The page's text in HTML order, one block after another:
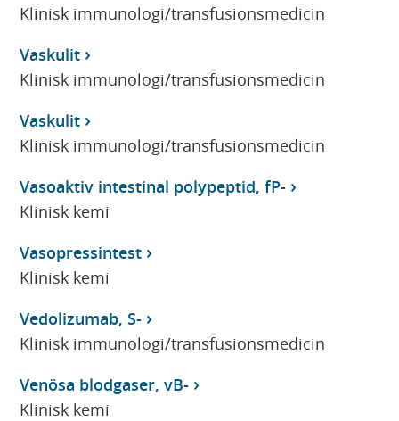
Klinisk immunologi/transfusionsmedicin
Vaskulit
Klinisk immunologi/transfusionsmedicin
Vaskulit
Klinisk immunologi/transfusionsmedicin
Vasoaktiv intestinal polypeptid, fP-
Klinisk kemi
Vasopressintest
Klinisk kemi
Vedolizumab, S-
Klinisk immunologi/transfusionsmedicin
Venösa blodgaser, vB-
Klinisk kemi